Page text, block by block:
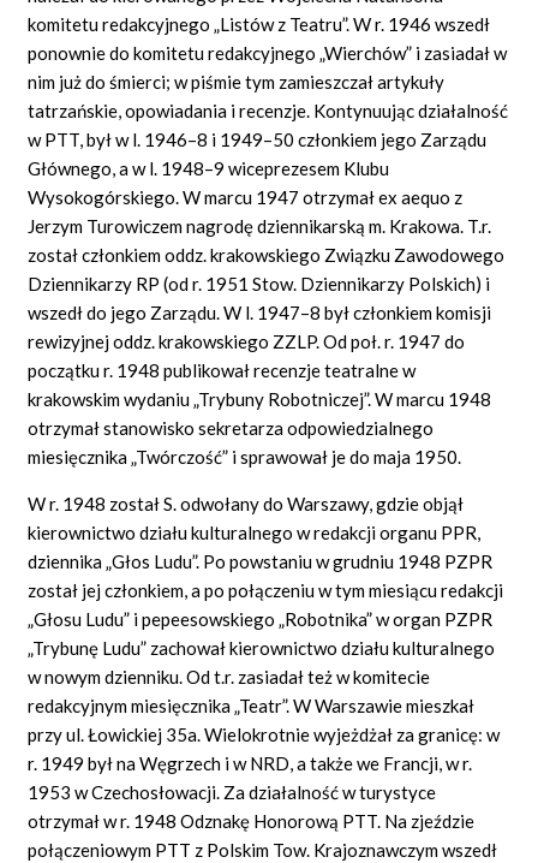
komitetu redakcyjnego „Listów z Teatru”. W r. 1946 wszedł
ponownie do komitetu redakcyjnego „Wierchów” i zasiadał w
nim już do śmierci; w piśmie tym zamieszczał artykuły
tatrzańskie, opowiadania i recenzje. Kontynuując działalność
w PTT, był w l. 1946–8 i 1949–50 członkiem jego Zarządu
Głównego, a w l. 1948–9 wiceprezesem Klubu
Wysokogórskiego. W marcu 1947 otrzymał ex aequo z
Jerzym Turowiczem nagrodę dziennikarską m. Krakowa. T.r.
został członkiem oddz. krakowskiego Związku Zawodowego
Dziennikarzy RP (od r. 1951 Stow. Dziennikarzy Polskich) i
wszedł do jego Zarządu. W l. 1947–8 był członkiem komisji
rewizyjnej oddz. krakowskiego ZZLP. Od poł. r. 1947 do
początku r. 1948 publikował recenzje teatralne w
krakowskim wydaniu „Trybuny Robotniczej”. W marcu 1948
otrzymał stanowisko sekretarza odpowiedzialnego
miesięcznika „Twórczość” i sprawował je do maja 1950.
W r. 1948 został S. odwołany do Warszawy, gdzie objął
kierownictwo działu kulturalnego w redakcji organu PPR,
dziennika „Głos Ludu”. Po powstaniu w grudniu 1948 PZPR
został jej członkiem, a po połączeniu w tym miesiącu redakcji
„Głosu Ludu” i pepeesowskiego „Robotnika” w organ PZPR
„Trybunę Ludu” zachował kierownictwo działu kulturalnego
w nowym dzienniku. Od t.r. zasiadał też w komitecie
redakcyjnym miesięcznika „Teatr”. W Warszawie mieszkał
przy ul. Łowickiej 35a. Wielokrotnie wyjeżdżał za granicę: w
r. 1949 był na Węgrzech i w NRD, a także we Francji, w r.
1953 w Czechosłowacji. Za działalność w turystyce
otrzymał w r. 1948 Odznakę Honorową PTT. Na zjeździe
połączeniowym PTT z Polskim Tow. Krajoznawczym wszedł